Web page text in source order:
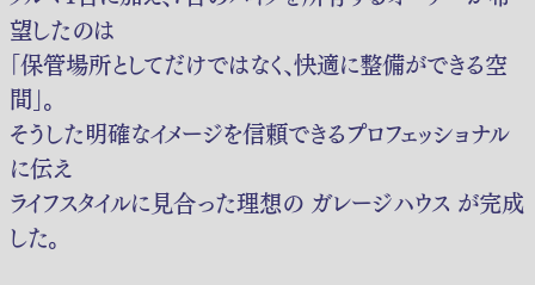
望したのは
「保管場所としてだけではなく、快適に整備ができる空
間」。
そうした明確なイメージを信頼できるプロフェッショナル
に伝え
ライフスタイルに見合った理想の ガレージハウス が完成
した。